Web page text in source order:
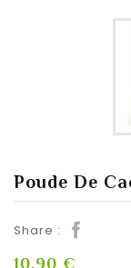
Poude De
Share :
10,90 €